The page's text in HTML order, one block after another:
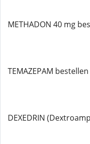
METHADON 40 mg
TEMAZEPAM bestellen
DEXEDRIN